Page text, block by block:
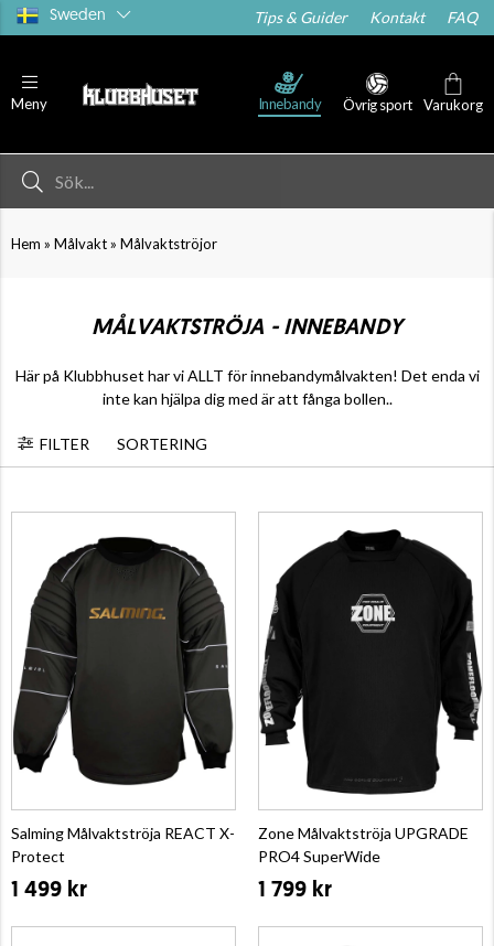
Sweden Tips & Guider Kontakt FAQ
Meny Innebandy Övrig sport Varukorg
Hem » Målvakt» Målvaktströjor
MÅLVAKTSTRÖJA - INNEBANDY
Här på Klubbhuset har vi ALLT för innebandymålvakten! Det enda vi
inte kan hjälpa dig med är att fånga bollen..
FILTER SORTERING
Salming Målvaktströja REACT X-
Protect
1 499 kr
Zone Målvaktströja UPGRADE
PRO4 SuperWide
1 799 kr